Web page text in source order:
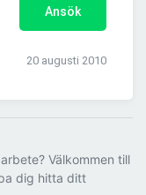
Ansök
20 augusti 2010
Välkommen till
dig hitta ditt